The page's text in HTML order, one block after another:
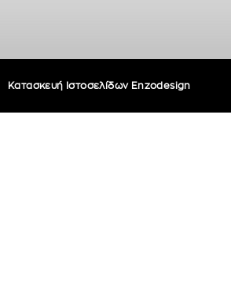
Κατασκευή Ιστοσελίδων Enzodesign